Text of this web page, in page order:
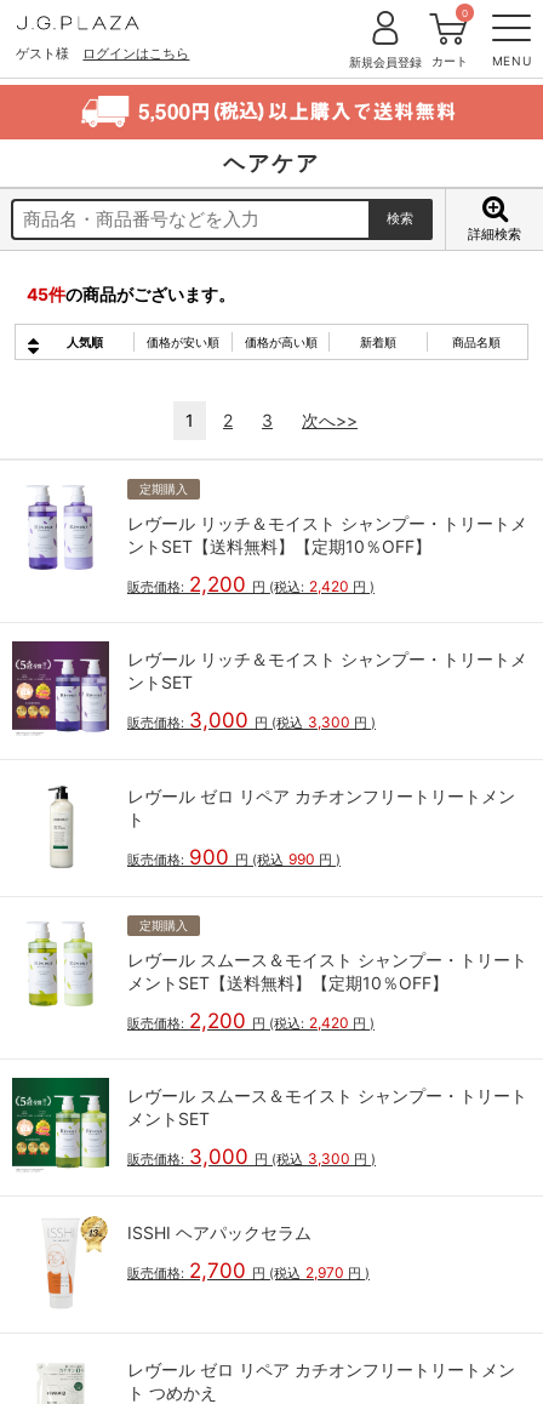
ゲスト様 ログインはこちら MENU
新規会員登録 カート
0
ヘアケア
詳細検索
45件の商品がございます。
人気順 価格が安い順 価格が高い順 新着順 商品名順
1 2 3 次へ>>
定期購入
レヴール リッチ＆モイスト シャンプー・トリートメ
ントSET【送料無料】【定期10％OFF】
販売価格: 2,200 円 (税込: 2,420 円 )
レヴール リッチ＆モイスト シャンプー・トリートメ
ントSET
販売価格: 3,000 円 (税込 3,300 円 )
レヴール ゼロ リペア カチオンフリートリートメン
ト
販売価格: 900 円 (税込 990 円 )
定期購入
レヴール スムース＆モイスト シャンプー・トリート
メントSET【送料無料】【定期10％OFF】
販売価格: 2,200 円 (税込: 2,420 円 )
レヴール スムース＆モイスト シャンプー・トリート
メントSET
販売価格: 3,000 円 (税込 3,300 円 )
ISSHI ヘアパックセラム
販売価格: 2,700 円 (税込 2,970 円 )
レヴール ゼロ リペア カチオンフリートリートメン
ト つめかえ